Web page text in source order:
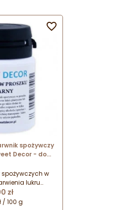
spożywczy
Decor - do
w
lukru
cukrowej.
domowego, w
zł
/ 100 g
